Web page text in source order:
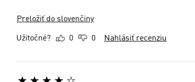
Preložiť do slovenčiny
Užitočné? 0 0 Nahlásiť recenziu